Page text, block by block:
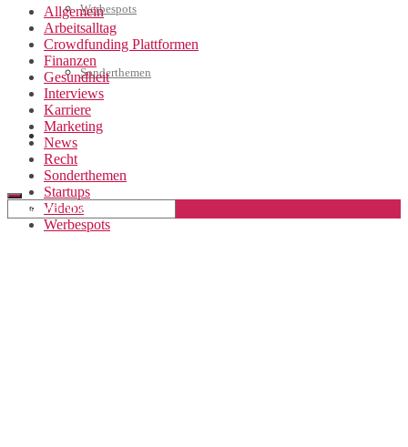
Werbespots
Sonderthemen
Geschäftskonto eröffnen
Allgemein
Arbeitsalltag
Crowdfunding Plattformen
Finanzen
Gesundheit
Interviews
Karriere
Marketing
News
Recht
Sonderthemen
Startups
Videos
Werbespots